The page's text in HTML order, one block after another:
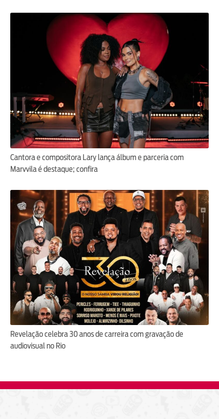
Cantora e compositora Lary lança álbum e parceria com
Marvvila é destaque; confira
Revelação celebra 30 anos de carreira com gravação de
audiovisual no Rio